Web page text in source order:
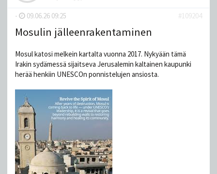
- 09.06.26 09:25 #109204
Mosulin jälleenrakentaminen
Mosul katosi melkein kartalta vuonna 2017. Nykyään tämä
Irakin sydämessä sijaitseva Jerusalemin kaltainen kaupunki
herää henkiin UNESCOn ponnistelujen ansiosta.